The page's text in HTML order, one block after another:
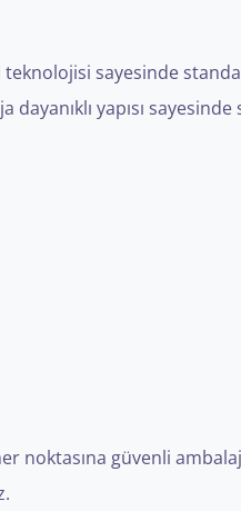
sayesinde
yapısı sayesinde
noktasına güvenli